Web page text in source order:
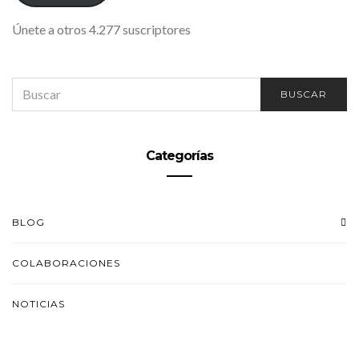
Únete a otros 4.277 suscriptores
FOR:
BUSCAR
Categorías
BLOG
COLABORACIONES
NOTICIAS